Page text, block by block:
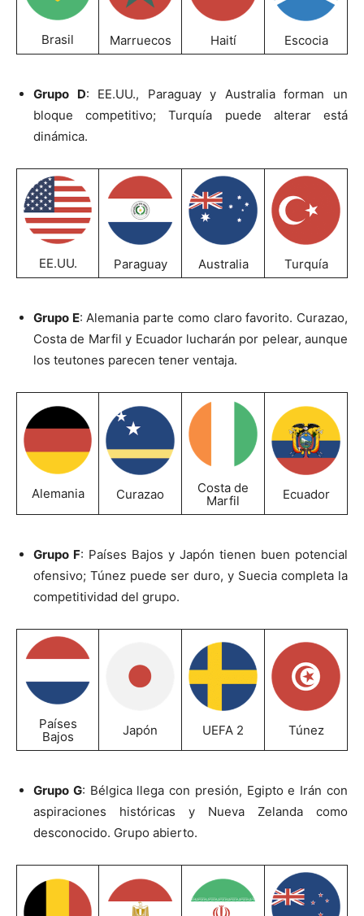
Brasil Marruecos Haití Escocia
Grupo D: EE.UU., Paraguay y Australia forman un
bloque competitivo; Turquía puede alterar está
dinámica.
EE.UU. Paraguay Australia Turquía
Grupo E: Alemania parte como claro favorito. Curazao,
Costa de Marfil y Ecuador lucharán por pelear, aunque
los teutones parecen tener ventaja.
Alemania Curazao
Costa de
Marfil
Ecuador
Grupo F: Países Bajos y Japón tienen buen potencial
ofensivo; Túnez puede ser duro, y Suecia completa la
competitividad del grupo.
Países
Bajos
Japón UEFA 2 Túnez
Grupo G: Bélgica llega con presión, Egipto e Irán con
aspiraciones históricas y Nueva Zelanda como
desconocido. Grupo abierto.